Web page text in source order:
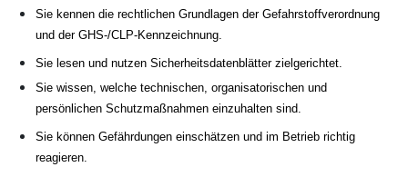
Sie kennen die rechtlichen Grundlagen der Gefahrstoffverordnung
und der GHS-/CLP-Kennzeichnung.
Sie lesen und nutzen Sicherheitsdatenblätter zielgerichtet.
Sie wissen, welche technischen, organisatorischen und
persönlichen Schutzmaßnahmen einzuhalten sind.
Sie können Gefährdungen einschätzen und im Betrieb richtig
reagieren.